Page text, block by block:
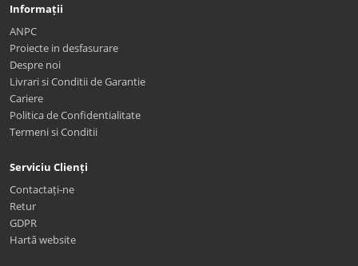
Informații
ANPC
Proiecte in desfasurare
Despre noi
Livrari si Conditii de Garantie
Cariere
Politica de Confidentialitate
Termeni si Conditii
Serviciu Clienți
Contactați-ne
Retur
GDPR
Hartă website